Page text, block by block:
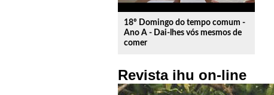
18º Domingo do tempo comum -
Ano A - Dai-lhes vós mesmos de
comer
Revista ihu on-line